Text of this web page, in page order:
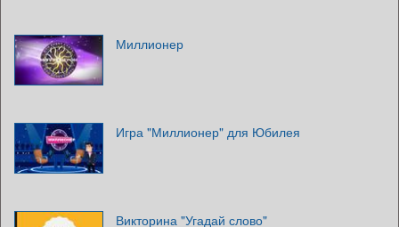
Миллионер
Игра "Миллионер" для Юбилея
Викторина "Угадай слово"